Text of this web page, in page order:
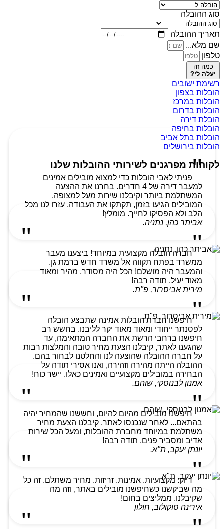
סוג ההובלה
תאריך ההובלה
שם מלא...
טלפון
כמה זה
יעלה לי?
רשימת ישובים
הובלות בצפון
הובלות במרכז
הובלות בדרום
הובלת דירה
הובלות בחיפה
הובלות בתל אביב
הובלות בירושלים
לקוחות מפרגנים לשירותי ההובלות שלנו
פניתי לאבי הובלות כדי למצוא מובילים אמינים
למעבר דירה של 4 חדרים. בחרנו את ההצעה
המשתלמת ביותר וקיבלנו שירות מעל למצופה.
המובילים הגיעו בזמן, תקתקו את העבודה, עזרו לנו מכל
הלב ולא הפסיקו לחייך. מומלץ!
אביתר כהן, נתניה.
חברה הובלה מקצועית במיוחד! ביצענו מעבר
ממשרד בפתח תקווה אל משרד חדש ברמת גן,
והמעבר היה מושלם! הכל היה מסודר, מהיר ומאוד
מאוד יעיל. תודה רבה!
מירית אביסרור, פ"ת.
חיפשנו חברת הובלות אמינה שתבצע הובלה
לפסנתר ייחודי ומאוד מאוד יקר לליבנו. בחשש רב
חיפשנו ברחבי הרשת את החברה המתאימה, עד
שהגענו לאתר, קיבלנו הצעת מחיר טובה והמלצות רבות
על חברה ההובלה שהוצעה לנו והחלטנו לבחור בהם.
ההובלה הייתה מהירה וזהירה, ואנו אסירי תודה על
הבחירה במובילים מקצועיים ואמינים כאלו. יישר כוח!
אמנון לבנוסקי, שוהם.
חיפשנו מובילים מהיום להיום, וחששנו שהמחיר יהיה
בהתאם... לאחר שנכנסו לאתר, קיבלנו הצעת מחיר
משתלמת במיוחד מחברת ההובלות, ומעל הכל שירות
אדיב ומסביר פנים. תודה רבה!
יונתן יעקב, ת"א.
דיוק. מקצועיות. אמינות. זריזות. מחיר משתלם. זה כל
מה שביקשנו כשחיפשנו מובילים באתר, וזה מה
שקיבלנו. ממליצים בחום!
אירינה סוקולוב, חולון